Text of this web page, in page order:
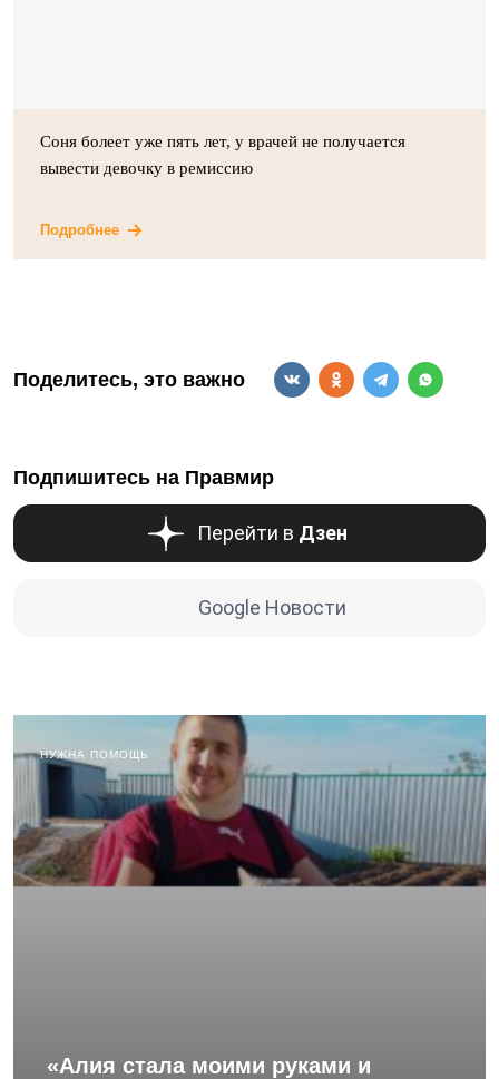
Соня болеет уже пять лет, у врачей не получается
вывести девочку в ремиссию
Подробнее
Поделитесь, это важно
Подпишитесь на Правмир
Перейти в Дзен
Google Новости
НУЖНА ПОМОЩЬ
«Алия стала моими руками и